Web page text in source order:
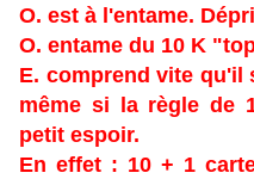
O. est à l'entame.
O. entame du 10 K
E. comprend vite
même si la règle de
petit espoir.
En effet : 10 + 1